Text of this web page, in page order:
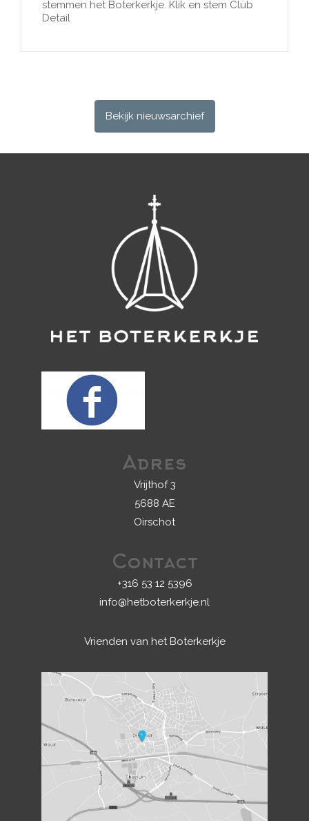
stemmen het Boterkerkje. Klik en stem Club
Detail
Bekijk nieuwsarchief
Adres
Vrijthof 3
5688 AE
Oirschot
Contact
+316 53 12 5396
info@hetboterkerkje.nl
Vrienden van het Boterkerkje